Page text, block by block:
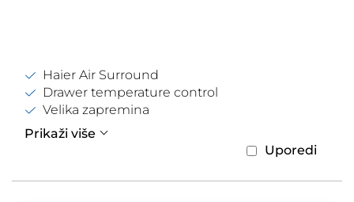
Haier Air Surround
Drawer temperature control
Velika zapremina
Prikaži više
Uporedi